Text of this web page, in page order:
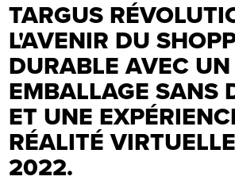
TARGUS
L'AVENIR DU
DURABLE AVEC UN
EMBALLAGE SANS
ET UNE
RÉALITÉ
2022.